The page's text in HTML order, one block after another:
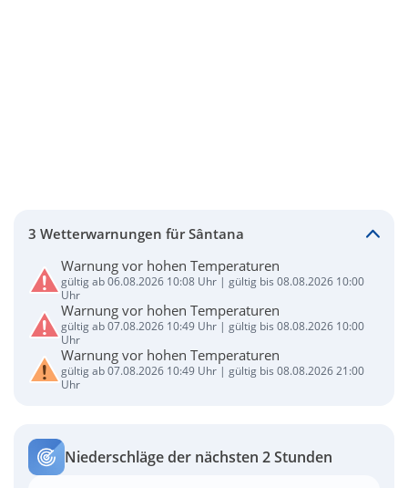
3 Wetterwarnungen für Sântana
Warnung vor hohen Temperaturen
gültig ab 06.08.2026 10:08 Uhr | gültig bis 08.08.2026 10:00
Uhr
Warnung vor hohen Temperaturen
gültig ab 07.08.2026 10:49 Uhr | gültig bis 08.08.2026 10:00
Uhr
Warnung vor hohen Temperaturen
gültig ab 07.08.2026 10:49 Uhr | gültig bis 08.08.2026 21:00
Uhr
Niederschläge der nächsten 2 Stunden